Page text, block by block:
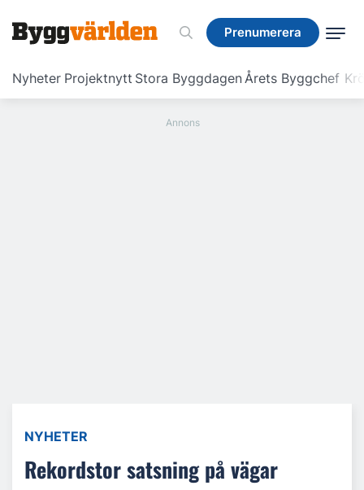
Prenumerera
Nyheter Projektnytt Stora ByggdagenÅrets Byggchef
Prenumerera
NYHETER
Rekordstor satsning på vägar